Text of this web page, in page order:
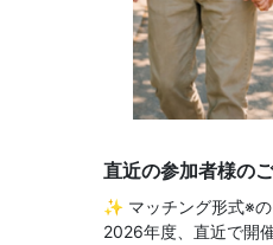
直近の参加者様の
✨ マッチング形式※
2026年度、直近で開